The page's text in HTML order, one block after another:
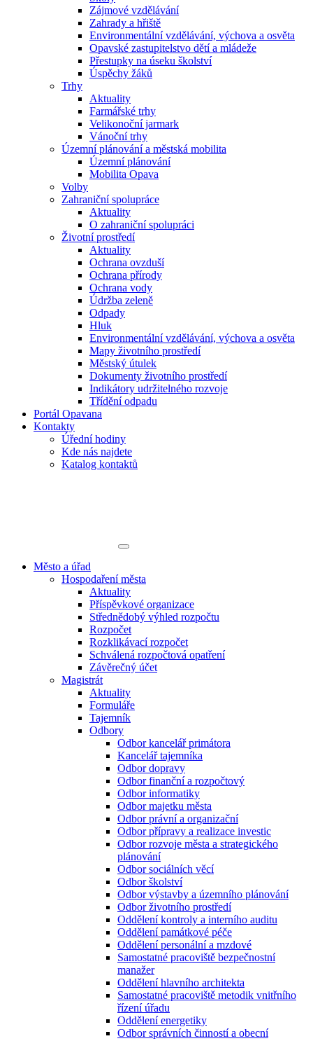
Zájmové vzdělávání
Zahrady a hřiště
Environmentální vzdělávání, výchova a osvěta
Opavské zastupitelstvo dětí a mládeže
Přestupky na úseku školství
Úspěchy žáků
Trhy
Aktuality
Farmářské trhy
Velikonoční jarmark
Vánoční trhy
Územní plánování a městská mobilita
Územní plánování
Mobilita Opava
Volby
Zahraniční spolupráce
Aktuality
O zahraniční spolupráci
Životní prostředí
Aktuality
Ochrana ovzduší
Ochrana přírody
Ochrana vody
Údržba zeleně
Odpady
Hluk
Environmentální vzdělávání, výchova a osvěta
Mapy životního prostředí
Městský útulek
Dokumenty životního prostředí
Indikátory udržitelného rozvoje
Třídění odpadu
Portál Opavana
Kontakty
Úřední hodiny
Kde nás najdete
Katalog kontaktů
Město a úřad
Hospodaření města
Aktuality
Příspěvkové organizace
Střednědobý výhled rozpočtu
Rozpočet
Rozklikávací rozpočet
Schválená rozpočtová opatření
Závěrečný účet
Magistrát
Aktuality
Formuláře
Tajemník
Odbory
Odbor kancelář primátora
Kancelář tajemníka
Odbor dopravy
Odbor finanční a rozpočtový
Odbor informatiky
Odbor majetku města
Odbor právní a organizační
Odbor přípravy a realizace investic
Odbor rozvoje města a strategického
plánování
Odbor sociálních věcí
Odbor školství
Odbor výstavby a územního plánování
Odbor životního prostředí
Oddělení kontroly a interního auditu
Oddělení památkové péče
Oddělení personální a mzdové
Samostatné pracoviště bezpečnostní
manažer
Oddělení hlavního architekta
Samostatné pracoviště metodik vnitřního
řízení úřadu
Oddělení energetiky
Odbor správních činností a obecní